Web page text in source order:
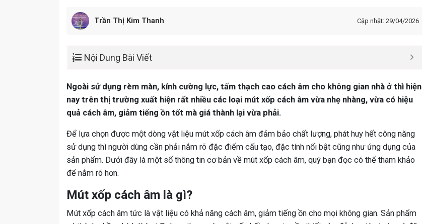
Trần Thị Kim Thanh Cập nhật: 29/04/2026
Nội Dung Bài Viết
Ngoài sử dụng rèm màn, kính cường lực, tấm thạch cao cách âm cho không gian nhà ở thì hiện
nay trên thị trường xuất hiện rất nhiều các loại mút xốp cách âm vừa nhẹ nhàng, vừa có hiệu
quả cách âm, giảm tiếng ồn tốt mà giá thành lại vừa phải.
Để lựa chọn được một dòng vật liệu mút xốp cách âm đảm bảo chất lượng, phát huy hết công năng
sử dụng thì người dùng cần phải nắm rõ đặc điểm cấu tạo, đặc tính nổi bật cũng như ứng dụng của
sản phẩm. Dưới đây là một số thông tin cơ bản về mút xốp cách âm, quý bạn đọc có thể tham khảo
để nắm rõ hơn.
Mút xốp cách âm là gì?
Mút xốp cách âm tức là vật liệu có khả năng cách âm, giảm tiếng ồn cho mọi không gian. Sản phẩm